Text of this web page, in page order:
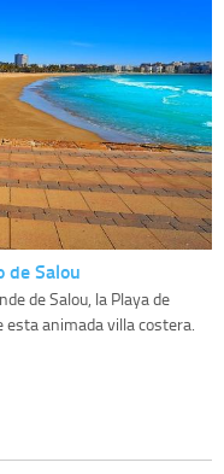
de Salou
de Salou, la Playa de
animada villa costera.